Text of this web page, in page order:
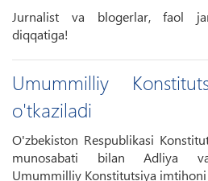
Jurnalist va blogerlar, faol
diqqatiga!
Umummilliy
o'tkaziladi
O'zbekiston Respublikasi
munosabati bilan Adliya
Umummilliy Konstitutsiya